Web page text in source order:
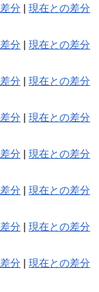
差分 |現在との差分
差分 |現在との差分
差分 |現在との差分
差分 |現在との差分
差分 |現在との差分
差分 |現在との差分
差分 |現在との差分
差分 |現在との差分